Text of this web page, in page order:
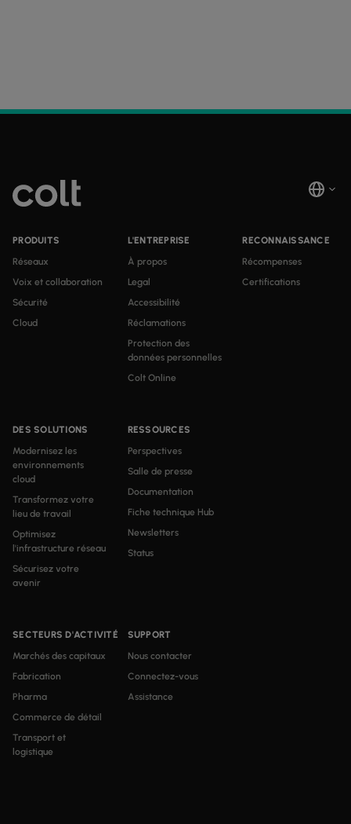
PRODUITS
Réseaux
Voix et collaboration
Sécurité
Cloud
DES SOLUTIONS
Modernisez les
environnements
cloud
Transformez votre
lieu de travail
Optimisez
l'infrastructure réseau
Sécurisez votre
avenir
SECTEURS D'ACTIVITÉ
Marchés des capitaux
Fabrication
Pharma
Commerce de détail
Transport et
logistique
RESSOURCES
Perspectives
Salle de presse
Documentation
Fiche technique Hub
Newsletters
Status
L'ENTREPRISE
À propos
Legal
Accessibilité
Réclamations
Protection des
données personnelles
Colt Online
SUPPORT
Nous contacter
Connectez-vous
Assistance
RECONNAISSANCE
Récompenses
Certifications